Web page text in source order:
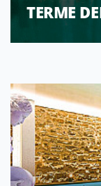
TERME